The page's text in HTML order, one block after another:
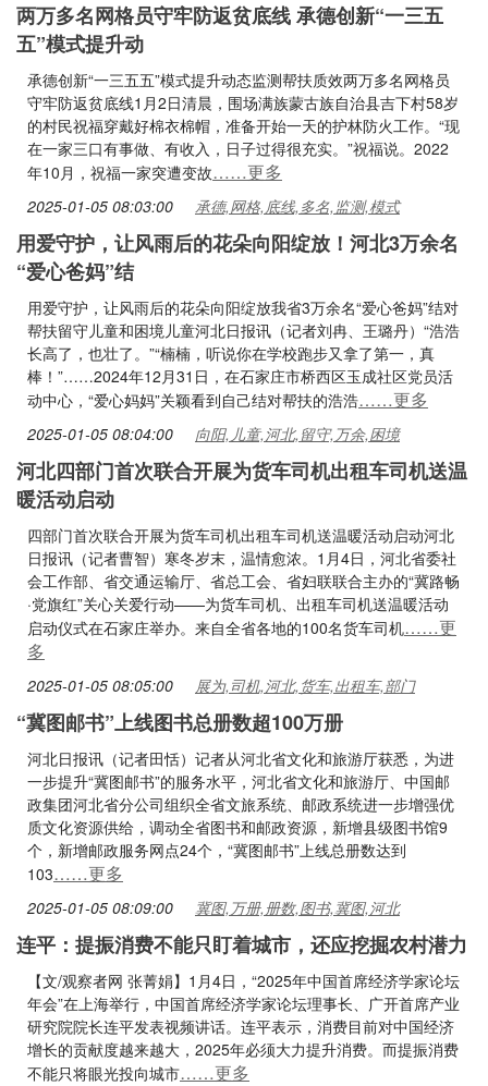
两万多名网格员守牢防返贫底线 承德创新“一三五
五”模式提升动
承德创新“一三五五”模式提升动态监测帮扶质效两万多名网格员
守牢防返贫底线1月2日清晨，围场满族蒙古族自治县吉下村58岁
的村民祝福穿戴好棉衣棉帽，准备开始一天的护林防火工作。“现
在一家三口有事做、有收入，日子过得很充实。”祝福说。2022
年10月，祝福一家突遭变故……更多
2025-01-05 08:03:00 承德,网格,底线,多名,监测,模式
用爱守护，让风雨后的花朵向阳绽放！河北3万余名
“爱心爸妈”结
用爱守护，让风雨后的花朵向阳绽放我省3万余名“爱心爸妈”结对
帮扶留守儿童和困境儿童河北日报讯（记者刘冉、王璐丹）“浩浩
长高了，也壮了。”“楠楠，听说你在学校跑步又拿了第一，真
棒！”……2024年12月31日，在石家庄市桥西区玉成社区党员活
动中心，“爱心妈妈”关颖看到自己结对帮扶的浩浩……更多
2025-01-05 08:04:00 向阳,儿童,河北,留守,万余,困境
河北四部门首次联合开展为货车司机出租车司机送温
暖活动启动
四部门首次联合开展为货车司机出租车司机送温暖活动启动河北
日报讯（记者曹智）寒冬岁末，温情愈浓。1月4日，河北省委社
会工作部、省交通运输厅、省总工会、省妇联联合主办的“冀路畅
·党旗红”关心关爱行动——为货车司机、出租车司机送温暖活动
启动仪式在石家庄举办。来自全省各地的100名货车司机……更
多
2025-01-05 08:05:00 展为,司机,河北,货车,出租车,部门
“冀图邮书”上线图书总册数超100万册
河北日报讯（记者田恬）记者从河北省文化和旅游厅获悉，为进
一步提升“冀图邮书”的服务水平，河北省文化和旅游厅、中国邮
政集团河北省分公司组织全省文旅系统、邮政系统进一步增强优
质文化资源供给，调动全省图书和邮政资源，新增县级图书馆9
个，新增邮政服务网点24个，“冀图邮书”上线总册数达到
103……更多
2025-01-05 08:09:00 冀图,万册,册数,图书,冀图,河北
连平：提振消费不能只盯着城市，还应挖掘农村潜力
【文/观察者网 张菁娟】1月4日，“2025年中国首席经济学家论坛
年会”在上海举行，中国首席经济学家论坛理事长、广开首席产业
研究院院长连平发表视频讲话。连平表示，消费目前对中国经济
增长的贡献度越来越大，2025年必须大力提升消费。而提振消费
不能只将眼光投向城市……更多